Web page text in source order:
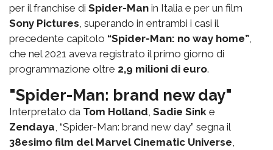
per il franchise di Spider-Man in Italia e per un film
Sony Pictures, superando in entrambi i casi il
precedente capitolo “Spider-Man: no way home”,
che nel 2021 aveva registrato il primo giorno di
programmazione oltre 2,9 milioni di euro.
"Spider-Man: brand new day"
Interpretato da Tom Holland, Sadie Sink e
Zendaya, “Spider-Man: brand new day” segna il
38esimo film del Marvel Cinematic Universe,